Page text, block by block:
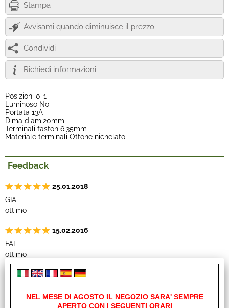
Stampa
Avvisami quando diminuisce il prezzo
Condividi
Richiedi informazioni
Posizioni 0-1
Luminoso No
Portata 13A
Dima diam.20mm
Terminali faston 6.35mm
Materiale terminali Ottone nichelato
Feedback
25.01.2018
GIA
ottimo
15.02.2016
FAL
ottimo
hanno scelto anche questi articoli
NEL MESE DI AGOSTO IL NEGOZIO SARA' SEMPRE
APERTO CON I SEGUENTI ORARI